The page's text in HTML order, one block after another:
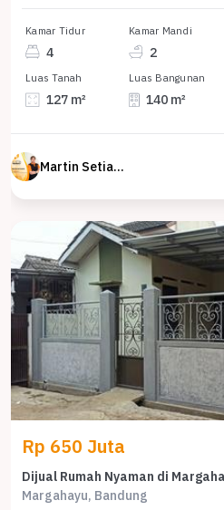
Kamar Tidur
4
Kamar Mandi
2
Luas Tanah
127 m²
Luas Bangunan
140 m²
Martin Setiawan Tjandra
Rp 650 Juta
Dijual Rumah Nyaman di
Margahayu, Bandung